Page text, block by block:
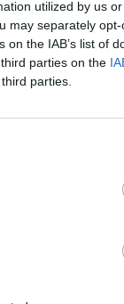
utilized by us
may separately
the IAB’s list of
parties on the
parties.